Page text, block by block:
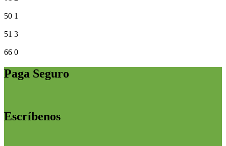
50 1
51 3
66 0
Paga Seguro
Escríbenos